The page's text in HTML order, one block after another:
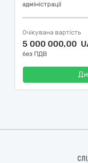
адміністрації
Очікувана вартість
5 000 000,00
без ПДВ